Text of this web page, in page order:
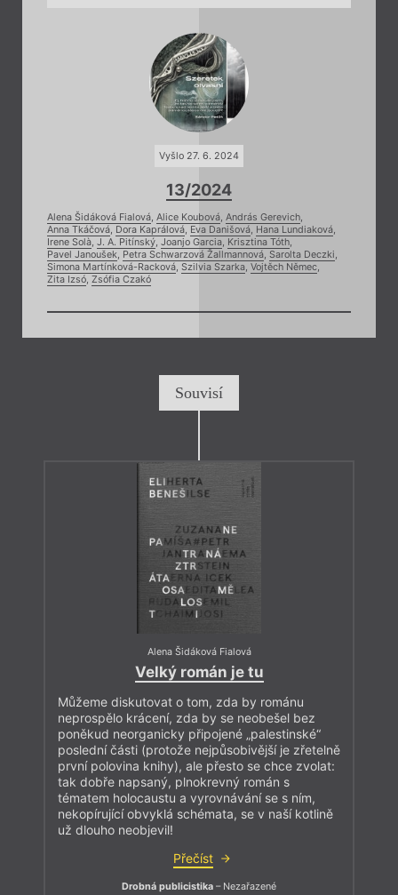
Vyšlo 27. 6. 2024
13/2024
Alena Šidáková Fialová, Alice Koubová, András Gerevich,
Anna Tkáčová, Dora Kaprálová, Eva Danišová, Hana Lundiaková,
Irene Solà, J. A. Pitínský, Joanjo Garcia, Krisztina Tóth,
Pavel Janoušek, Petra Schwarzová Žallmannová, Sarolta Deczki,
Simona Martínková-Racková, Szilvia Szarka, Vojtěch Němec,
Zita Izsó, Zsófia Czakó
Souvisí
Alena Šidáková Fialová
Velký román je tu
Můžeme diskutovat o tom, zda by románu
neprospělo krácení, zda by se neobešel bez
poněkud neorganicky připojené „palestinské“
poslední části (protože nejpůsobivější je zřetelně
první polovina knihy), ale přesto se chce zvolat:
tak dobře napsaný, plnokrevný román s
tématem holocaustu a vyrovnávání se s ním,
nekopírující obvyklá schémata, se v naší kotlině
už dlouho neobjevil!
Přečíst
Drobná publicistika – Nezařazené